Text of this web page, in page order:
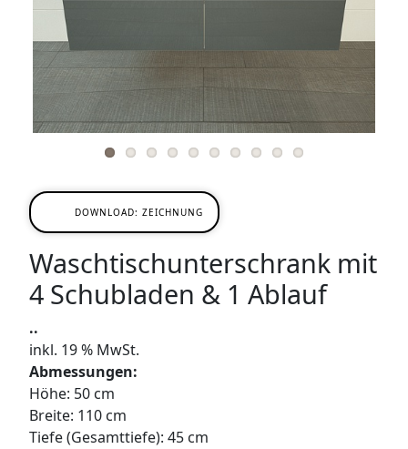
Previ
ous
Next
DOWNLOAD: ZEICHNUNG
Waschtischunterschrank mit
4 Schubladen & 1 Ablauf
..
inkl. 19 % MwSt.
Abmessungen:
Höhe: 50 cm
Breite: 110 cm
Tiefe (Gesamttiefe): 45 cm
SIDEBOARDS
KOMMODEN
LOWBOARDS
FLURMÖBEL
VITRINEN
ECKLÖSUNGEN
APOTHEKERSCHRANK
WANDBOARDS